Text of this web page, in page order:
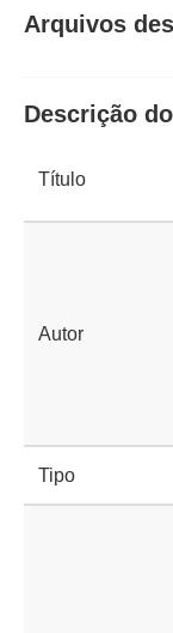
Arquivos
Descrição
Título
Autor
Tipo